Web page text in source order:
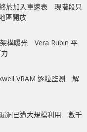
於加入車速表 現階段只
區開放
構曝光 Vera Rubin 平
VRAM 逐粒監測 解
洞已遭大規模利用 數千